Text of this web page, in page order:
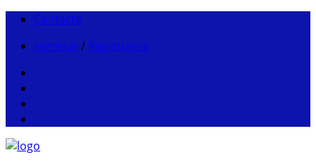
Contacto
Ingresar / Registrarse